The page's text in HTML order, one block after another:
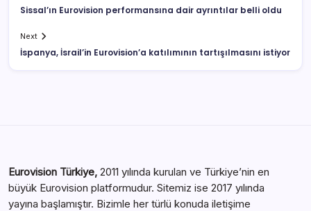
Sissal’ın Eurovision performansına dair ayrıntılar belli oldu
Next
İspanya, İsrail’in Eurovision’a katılımının tartışılmasını istiyor
Eurovision Türkiye, 2011 yılında kurulan ve Türkiye’nin en
büyük Eurovision platformudur. Sitemiz ise 2017 yılında
yayına başlamıştır. Bizimle her türlü konuda iletişime